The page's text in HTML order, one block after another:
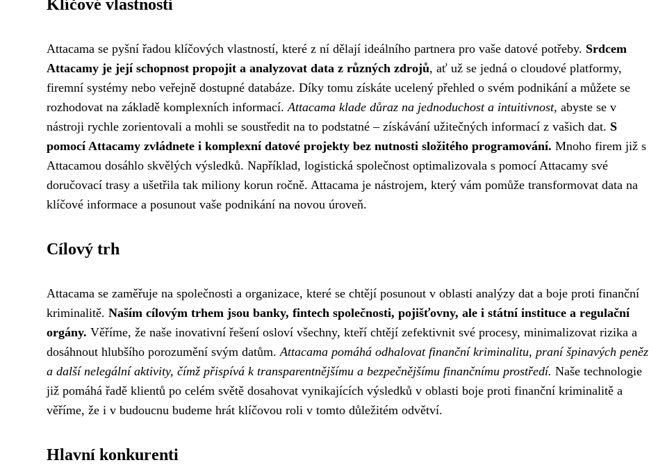
Klíčové vlastnosti
Attacama se pyšní řadou klíčových vlastností, které z ní dělají ideálního partnera pro vaše datové potřeby. Srdcem
Attacamy je její schopnost propojit a analyzovat data z různých zdrojů, ať už se jedná o cloudové platformy,
firemní systémy nebo veřejně dostupné databáze. Díky tomu získáte ucelený přehled o svém podnikání a můžete se
rozhodovat na základě komplexních informací.Attacama klade důraz na jednoduchost a intuitivnost, abyste se v
nástroji rychle zorientovali a mohli se soustředit na to podstatné – získávání užitečných informací z vašich dat. S
pomocí Attacamy zvládnete i komplexní datové projekty bez nutnosti složitého programování. Mnoho firem již s
Attacamou dosáhlo skvělých výsledků. Například, logistická společnost optimalizovala s pomocí Attacamy své
doručovací trasy a ušetřila tak miliony korun ročně. Attacama je nástrojem, který vám pomůže transformovat data na
klíčové informace a posunout vaše podnikání na novou úroveň.
Cílový trh
Attacama se zaměřuje na společnosti a organizace, které se chtějí posunout v oblasti analýzy dat a boje proti finanční
kriminalitě. Naším cílovým trhem jsou banky, fintech společnosti, pojišťovny, ale i státní instituce a regulační
orgány. Věříme, že naše inovativní řešení osloví všechny, kteří chtějí zefektivnit své procesy, minimalizovat rizika a
dosáhnout hlubšího porozumění svým datům.Attacama pomáhá odhalovat finanční kriminalitu, praní špinavých peněz
a další nelegální aktivity, čímž přispívá k transparentnějšímu a bezpečnějšímu finančnímu prostředí. Naše technologie
již pomáhá řadě klientů po celém světě dosahovat vynikajících výsledků v oblasti boje proti finanční kriminalitě a
věříme, že i v budoucnu budeme hrát klíčovou roli v tomto důležitém odvětví.
Hlavní konkurenti